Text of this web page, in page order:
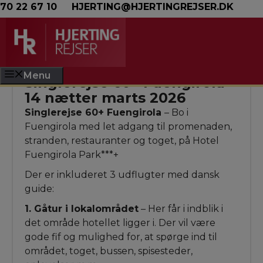
Hop til indhold
70 22 67 10 HJERTING@HJERTINGREJSER.DK
Menu
Singlerejse 60+ Fuengirola –
14 nætter marts 2026
Singlerejse 60+ Fuengirola – Bo i
Fuengirola med let adgang til promenaden,
stranden, restauranter og toget, på Hotel
Fuengirola Park***+
Der er inkluderet 3 udflugter med dansk
guide:
1. Gåtur i lokalområdet – Her får i indblik i
det område hotellet ligger i. Der vil være
gode fif og mulighed for, at spørge ind til
området, toget, bussen, spisesteder,